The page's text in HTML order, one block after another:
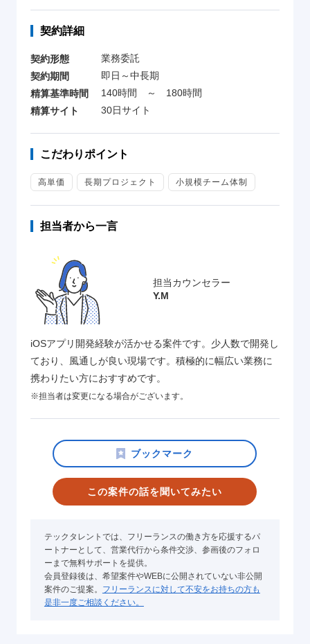
契約詳細
契約形態
業務委託
契約期間
即日～中長期
精算基準時間
140時間 ～ 180時間
精算サイト
30日サイト
こだわりポイント
高単価 長期プロジェクト 小規模チーム体制
担当者から一言
担当カウンセラー
Y.M
iOSアプリ開発経験が活かせる案件です。少人数で開発し
ており、風通しが良い現場です。積極的に幅広い業務に
携わりたい方におすすめです。
※担当者は変更になる場合がございます。
この案件の話を聞いてみたい
テックタレントでは、フリーランスの働き方を応援するパ
ートナーとして、営業代行から条件交渉、参画後のフォロ
ーまで無料サポートを提供。
会員登録後は、希望案件やWEBに公開されていない非公開
案件のご提案。 フリーランスに対して不安をお持ちの方も
是非一度ご相談ください。